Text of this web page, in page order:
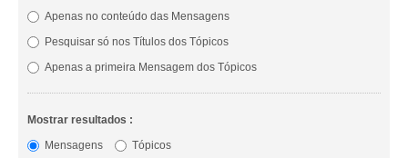
Apenas no conteúdo das Mensagens
Pesquisar só nos Títulos dos Tópicos
Apenas a primeira Mensagem dos Tópicos
Mostrar resultados :
Mensagens
Tópicos